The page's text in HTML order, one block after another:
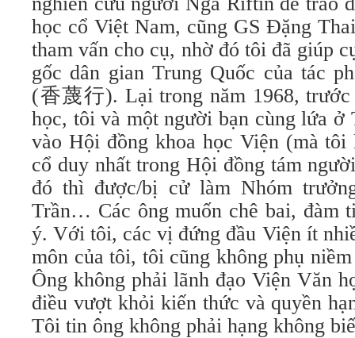
học cổ Việt Nam, cũng GS Đặng
tham vấn cho cụ, nhờ đó tôi đã giúp
gốc dân gian Trung Quốc của tác
(香蔑行). Lại trong năm 1968,
học, tôi và một người bạn cùng lứa ở
vào Hội đồng khoa học Viện (mà tôi
cổ duy nhất trong Hội đồng tám
đó thì được/bị cử làm Nhóm
Trần… Các ông muốn chê bai, đàm
ý. Với tôi, các vị đứng đầu Viện ít
môn của tôi, tôi cũng không phụ
Ông không phải lãnh đạo Viện Văn
điều vượt khỏi kiến thức và quyền
Tôi tin ông không phải hạng không